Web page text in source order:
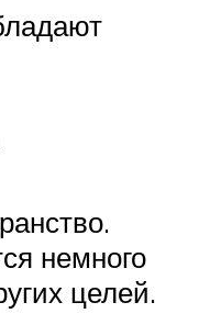
немного
целей.